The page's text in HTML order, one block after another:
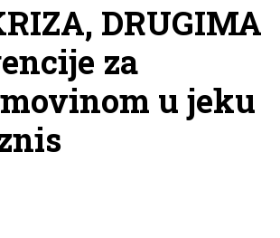
DRUGIMA
za
u jeku